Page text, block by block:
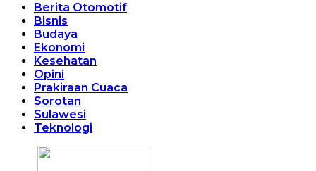
Berita Otomotif
Bisnis
Budaya
Ekonomi
Kesehatan
Opini
Prakiraan Cuaca
Sorotan
Sulawesi
Teknologi